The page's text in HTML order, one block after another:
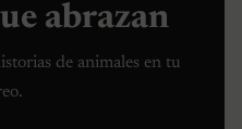
abrazan
de animales en tu